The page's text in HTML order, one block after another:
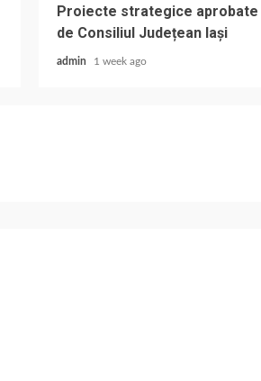
Proiecte strategice aprobate
de Consiliul Județean Iași
admin 1 week ago